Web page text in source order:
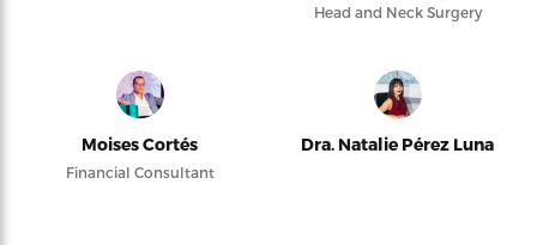
Head and Neck Surgery
Moises Cortés
Financial Consultant
Dra. Natalie Pérez Luna